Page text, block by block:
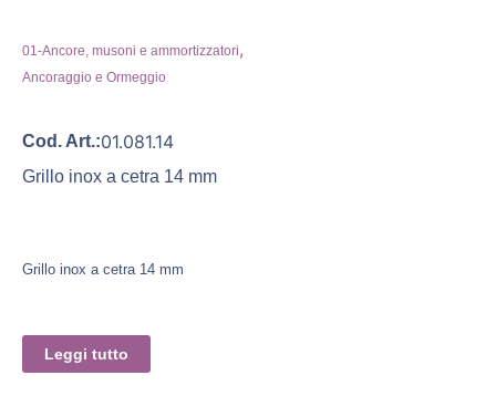
01-Ancore, musoni e ammortizzatori,
Ancoraggio e Ormeggio
Cod. Art.:01.081.14
Grillo inox a cetra 14 mm
Grillo inox a cetra 14 mm
Leggi tutto